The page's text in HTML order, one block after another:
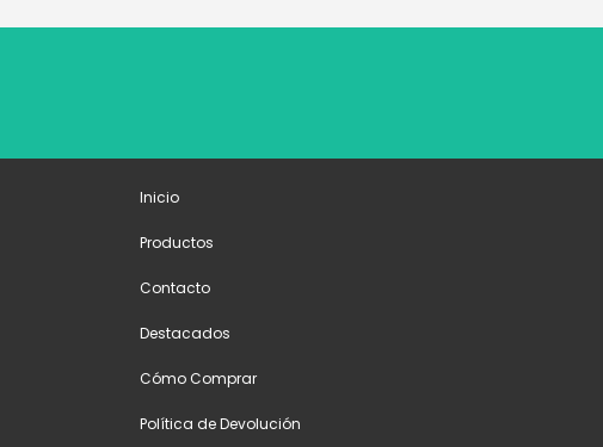
Inicio
Productos
Contacto
Destacados
Cómo Comprar
Política de Devolución